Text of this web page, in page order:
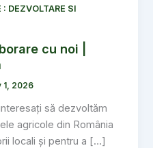
: DEZVOLTARE SI
cu noi |
1, 2026
să dezvoltăm
agricole din România
locali și pentru a […]